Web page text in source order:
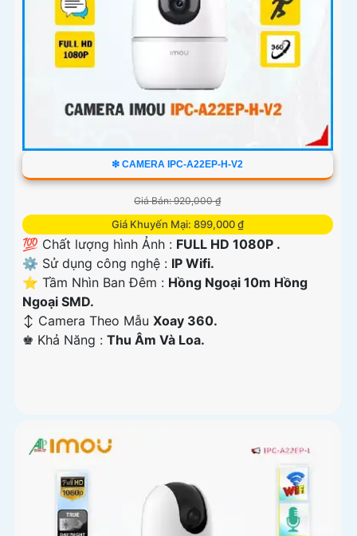
❇ CAMERA IPC-A22EP-H-V2
Giá Bán: 920,000 ₫
Giá Khuyến Mại: 899,000 ₫
💯 Chất lượng hình Ảnh : FULL HD 1080P .
⚙ Sử dụng công nghệ : IP Wifi.
⭐ Tầm Nhìn Ban Đêm : Hồng Ngoại 10m Hồng
Ngoại SMD.
↕️ Camera Theo Mẫu Xoay 360.
️♚ Khả Năng : Thu Âm Và Loa.